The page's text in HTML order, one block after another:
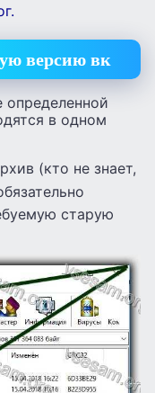
версию вк
определенной
в одном
(кто не знает,
старую